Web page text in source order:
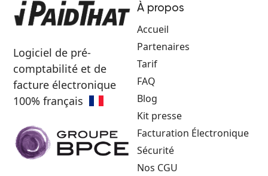
Logiciel de pré-
comptabilité et de
facture électronique
100% français
À propos
Accueil
Partenaires
Tarif
FAQ
Blog
Kit presse
Facturation Électronique
Sécurité
Nos CGU